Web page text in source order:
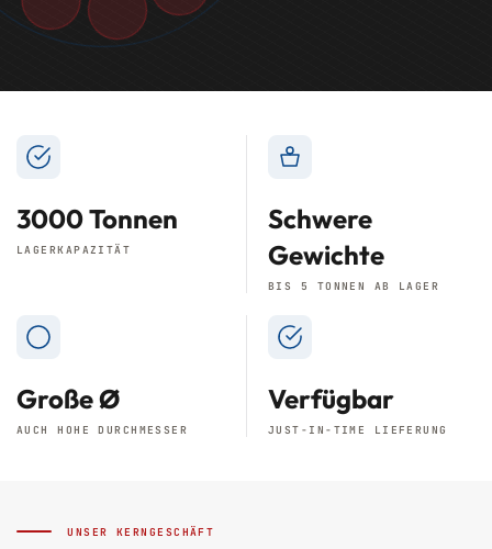
3000 Tonnen
LAGERKAPAZITÄT
Schwere
Gewichte
BIS 5 TONNEN AB LAGER
Große Ø
AUCH HOHE DURCHMESSER
Verfügbar
JUST-IN-TIME LIEFERUNG
UNSER KERNGESCHÄFT